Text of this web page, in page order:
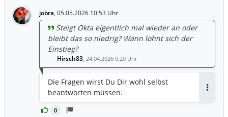
Ausübungspreise von 100 bis 126 $
abzielen, da Investoren das
Unternehmen aufgrund seines
Potenzials im Bereich der
Identitätssicherheit durch KI-Agenten
neu bewerten. 🐂 Bullen-Trigger: Ein
klarer Tagesabschluss über 126,00 $
bestätigt das Momentum für einen
Anstieg in Richtung der 130,00 $-Marke
und darüber hinaus, unterstützt durch
jobra, 05.05.2026 10:53 Uhr
0
Steigt Okta eigentlich mal wieder an oder
bleibt das so niedrig? Wann lohnt sich der
Einstieg?
Hirsch83, 24.04.2026 0:20 Uhr
Die Fragen wirst Du Dir wohl selbst
beantworten müssen.